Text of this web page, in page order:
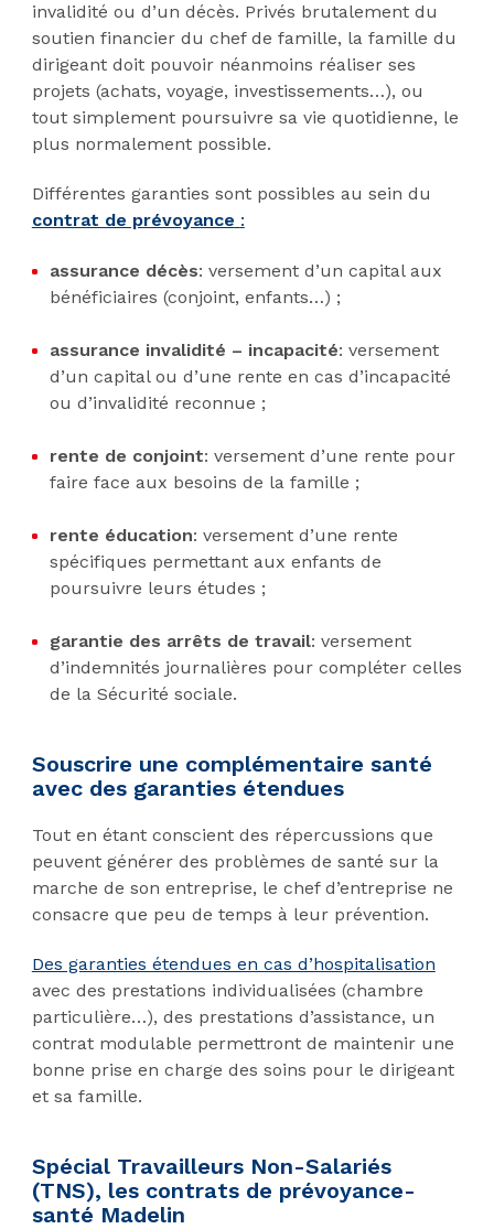
invalidité ou d’un décès. Privés brutalement du
soutien financier du chef de famille, la famille du
dirigeant doit pouvoir néanmoins réaliser ses
projets (achats, voyage, investissements…), ou
tout simplement poursuivre sa vie quotidienne, le
plus normalement possible.
Différentes garanties sont possibles au sein du
contrat de prévoyance :
assurance décès: versement d’un capital aux
bénéficiaires (conjoint, enfants…) ;
assurance invalidité – incapacité: versement
d’un capital ou d’une rente en cas d’incapacité
ou d’invalidité reconnue ;
rente de conjoint: versement d’une rente pour
faire face aux besoins de la famille ;
rente éducation: versement d’une rente
spécifiques permettant aux enfants de
poursuivre leurs études ;
garantie des arrêts de travail: versement
d’indemnités journalières pour compléter celles
de la Sécurité sociale.
Souscrire une complémentaire santé
avec des garanties étendues
Tout en étant conscient des répercussions que
peuvent générer des problèmes de santé sur la
marche de son entreprise, le chef d’entreprise ne
consacre que peu de temps à leur prévention.
Des garanties étendues en cas d’hospitalisation
avec des prestations individualisées (chambre
particulière…), des prestations d’assistance, un
contrat modulable permettront de maintenir une
bonne prise en charge des soins pour le dirigeant
et sa famille.
Spécial Travailleurs Non-Salariés
(TNS), les contrats de prévoyance-
santé Madelin